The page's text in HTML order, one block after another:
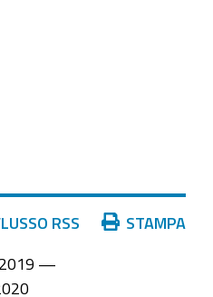
RSS STAMPA
—